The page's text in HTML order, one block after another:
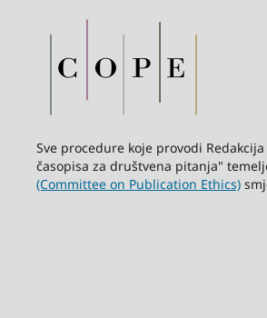
Sve procedure koje provodi
časopisa za društvena pitanja"
(Committee on Publication Ethics)